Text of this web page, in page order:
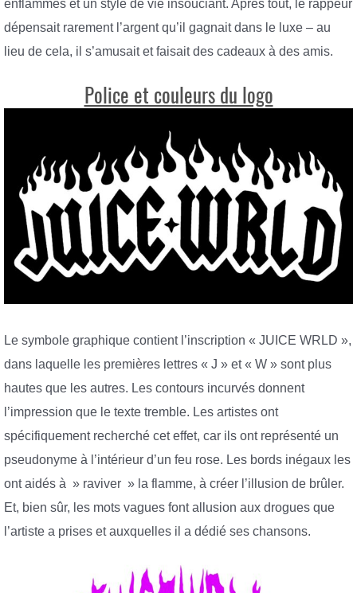
enflammés et un style de vie insouciant. Après tout, le rappeur
dépensait rarement l’argent qu’il gagnait dans le luxe – au
lieu de cela, il s’amusait et faisait des cadeaux à des amis.
Police et couleurs du logo
Le symbole graphique contient l’inscription « JUICE WRLD »,
dans laquelle les premières lettres « J » et « W » sont plus
hautes que les autres. Les contours incurvés donnent
l’impression que le texte tremble. Les artistes ont
spécifiquement recherché cet effet, car ils ont représenté un
pseudonyme à l’intérieur d’un feu rose. Les bords inégaux les
ont aidés à » raviver » la flamme, à créer l’illusion de brûler.
Et, bien sûr, les mots vagues font allusion aux drogues que
l’artiste a prises et auxquelles il a dédié ses chansons.